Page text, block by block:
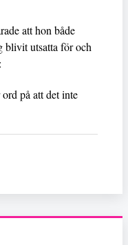
att hon både
blivit utsatta för och
på att det inte